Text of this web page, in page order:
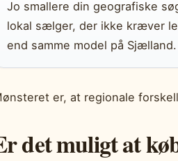
Jo smallere din geografiske
lokal sælger, der ikke kræver
end samme model på Sjælland.
er, at regionale
det muligt at